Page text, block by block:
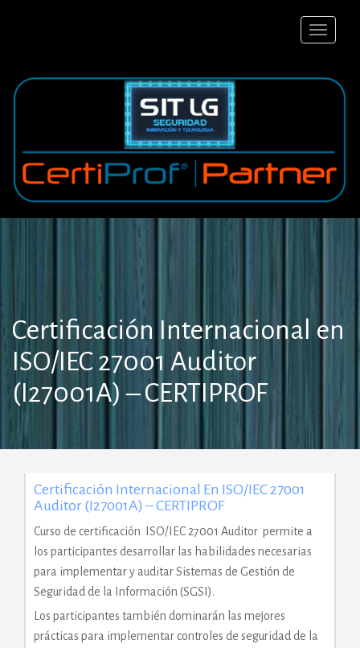
Certificación Internacional en
ISO/IEC 27001 Auditor
(I27001A) – CERTIPROF
Certificación Internacional En ISO/IEC 27001
Auditor (I27001A) – CERTIPROF
Curso de certificación ISO/IEC 27001 Auditor permite a
los participantes desarrollar las habilidades necesarias
para implementar y auditar Sistemas de Gestión de
Seguridad de la Información (SGSI).
Los participantes también dominarán las mejores
prácticas para implementar controles de seguridad de la